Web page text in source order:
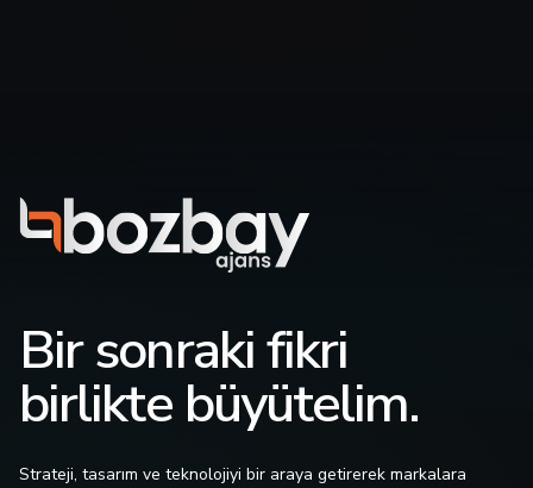
Bir sonraki fikri
birlikte büyütelim.
Strateji, tasarım ve teknolojiyi bir araya getirerek markalara